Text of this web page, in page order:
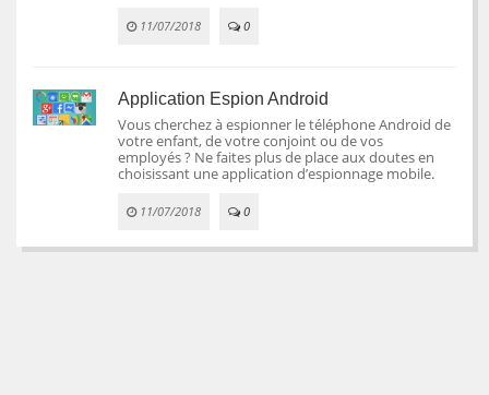
11/07/2018 0
Application Espion Android
Vous cherchez à espionner le téléphone Android de
votre enfant, de votre conjoint ou de vos
employés ? Ne faites plus de place aux doutes en
choisissant une application d’espionnage mobile.
11/07/2018 0